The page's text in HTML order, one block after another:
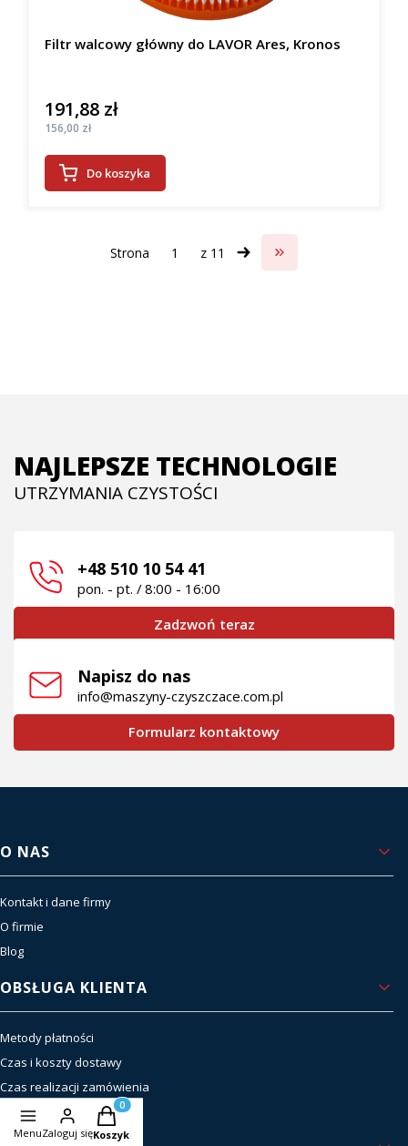
Filtr walcowy główny do LAVOR Ares, Kronos
Cena
191,88 zł
Cena
156,00 zł
Do koszyka
Strona z 11 Przejdź do ostatniej
NAJLEPSZE TECHNOLOGIE
UTRZYMANIA CZYSTOŚCI
+48 510 10 54 41
pon. - pt. / 8:00 - 16:00
Zadzwoń teraz
Napisz do nas
info@maszyny-czyszczace.com.pl
Formularz kontaktowy
Linki w stopce
O NAS
Kontakt i dane firmy
O firmie
Blog
OBSŁUGA KLIENTA
Metody płatności
Czas i koszty dostawy
Czas realizacji zamówienia
Zwroty i reklamacje
MenuZaloguj się
Produkty w koszyku: 0. Zobacz szczegóły
Koszyk